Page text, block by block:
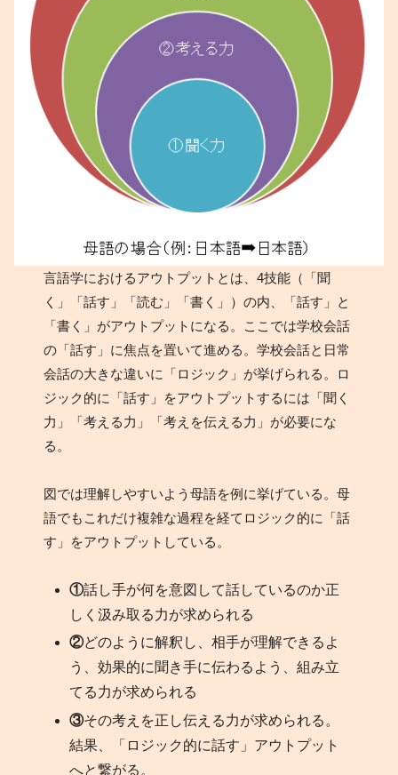
言語学におけるアウトプットとは、4技能（「聞
く」「話す」「読む」「書く」）の内、「話す」と
「書く」がアウトプットになる。ここでは学校会話
の「話す」に焦点を置いて進める。学校会話と日常
会話の大きな違いに「ロジック」が挙げられる。ロ
ジック的に「話す」をアウトプットするには「聞く
力」「考える力」「考えを伝える力」が必要にな
る。
図では理解しやすいよう母語を例に挙げている。母
語でもこれだけ複雑な過程を経てロジック的に「話
す」をアウトプットしている。
①話し手が何を意図して話しているのか正
しく汲み取る力が求められる
②どのように解釈し、相手が理解できるよ
う、効果的に聞き手に伝わるよう、組み立
てる力が求められる
③その考えを正し伝える力が求められる。
結果、「ロジック的に話す」アウトプット
へと繋がる。